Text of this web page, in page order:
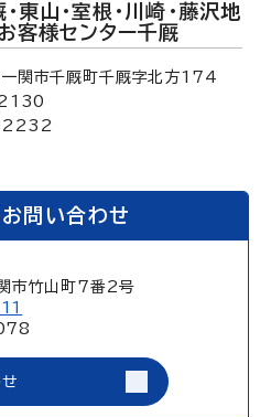
東山・室根・川崎・藤沢地
客様センター千厩
関市千厩町千厩字北方174
2232
問い合わせ
市竹山町7番2号